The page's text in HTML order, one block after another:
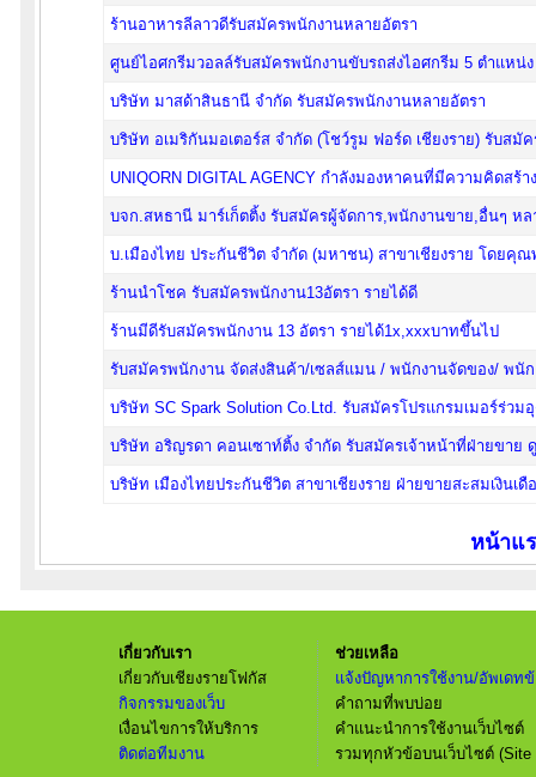
ร้านอาหารลีลาวดีรับสมัครพนักงานหลายอัตรา
ศูนย์ไอศกรีมวอลล์รับสมัครพนักงานขับรถส่งไอศกรีม 5 ตำแหน่ง
บริษัท มาสด้าสินธานี จำกัด รับสมัครพนักงานหลายอัตรา
บริษัท อเมริกันมอเตอร์ส จำกัด (โชว์รูม ฟอร์ด เชียงราย) รับสมั
UNIQORN DIGITAL AGENCY กำลังมองหาคนที่มีความคิดส
บจก.สหธานี มาร์เก็ตติ้ง รับสมัครผู้จัดการ,พนักงานขาย,อื่นๆ หล
บ.เมืองไทย ประกันชีวิต จำกัด (มหาชน) สาขาเชียงราย โดย
ร้านนำโชค รับสมัครพนักงาน13อัตรา รายได้ดี
ร้านมีดีรับสมัครพนักงาน 13 อัตรา รายได้1x,xxxบาทขึ้นไป
รับสมัครพนักงาน จัดส่งสินค้า/เซลส์แมน / พนักงานจัดของ/ พนั
บริษัท SC Spark Solution Co.Ltd. รับสมัครโปรแกรมเมอร์ร่วม
บริษัท อริญรดา คอนเซาท์ติ้ง จำกัด รับสมัครเจ้าหน้าที่ฝ่ายขาย
บริษัท เมืองไทยประกันชีวิต สาขาเชียงราย ฝ่ายขายสะสมเงินเ
หน้าแ
เกี่ยวกับเรา
เกี่ยวกับเชียงรายโฟกัส
กิจกรรมของเว็บ
เงื่อนไขการให้บริการ
ติดต่อทีมงาน
ช่วยเหลือ
แจ้งปัญหาการใช้งาน/อัพเดท
คำถามที่พบบ่อย
คำแนะนำการใช้งานเว็บไซต์
รวมทุกหัวข้อบนเว็บไซต์ (Site